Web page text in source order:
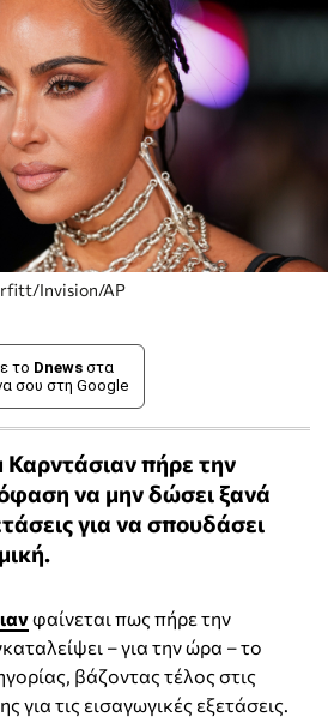
Invision/AP
το Dnews στα
σου στη Google
Καρντάσιαν πήρε την
να μην δώσει ξανά
για να σπουδάσει
φαίνεται πως πήρε την
– για την ώρα – το
βάζοντας τέλος στις
για τις εισαγωγικές εξετάσεις.